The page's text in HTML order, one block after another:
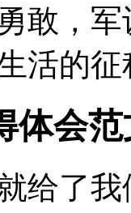
敢，
活的
体会范
给了